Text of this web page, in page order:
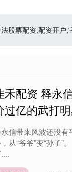
股票配资,配资开户
禾配资 释永
过亿的武打
信带来风波还没
从“爷爷”变“孙子